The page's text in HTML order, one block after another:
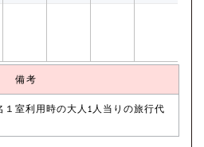
備考
室利用時の大人1人当りの旅行代